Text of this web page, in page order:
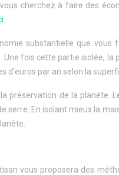
cherchez à faire des
substantielle que
fois cette partie isolée,
par an selon la
préservation de la
serre. En isolant mieux la
vous proposera des